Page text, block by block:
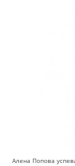
Алена Попова